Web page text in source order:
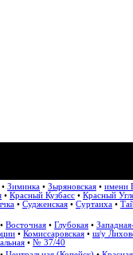
• Зиминка • Зыряновская • имени
• Красный Кузбасс • Красный
• Судженская • Суртаиха •
• Восточная • Глубокая •
• Комиссаровская • ш/у
• № 37/40